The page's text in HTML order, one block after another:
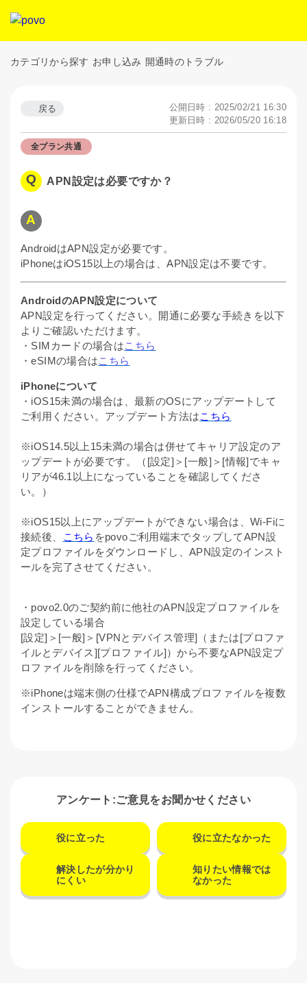
カテゴリから探す お申し込み 開通時のトラブル
戻る
公開日時 : 2025/02/21 16:30
更新日時 : 2026/05/20 16:18
全プラン共通
APN設定は必要ですか？
AndroidはAPN設定が必要です。
iPhoneはiOS15以上の場合は、APN設定は不要です。
AndroidのAPN設定について
APN設定を行ってください。開通に必要な手続きを以下
よりご確認いただけます。
・SIMカードの場合はこちら
・eSIMの場合はこちら
iPhoneについて
・iOS15未満の場合は、最新のOSにアップデートして
ご利用ください。アップデート方法はこちら
※iOS14.5以上15未満の場合は併せてキャリア設定のア
ップデートが必要です。（[設定]＞[一般]＞[情報]でキャ
リアが46.1以上になっていることを確認してくださ
い。）
※iOS15以上にアップデートができない場合は、Wi-Fiに
接続後、
こちら をpovoご利用端末でタップしてAPN設
定プロファイルをダウンロードし、APN設定のインスト
ールを完了させてください。
・povo2.0のご契約前に他社のAPN設定プロファイルを
設定している場合
[設定]＞[一般]＞[VPNとデバイス管理]（または[プロファ
イルとデバイス][プロファイル]）から不要なAPN設定プ
ロファイルを削除を行ってください。
※iPhoneは端末側の仕様でAPN構成プロファイルを複数
インストールすることができません。
アンケート:ご意見をお聞かせください
役に立った 役に立たなかった
解決したが分かり
にくい
知りたい情報では
なかった